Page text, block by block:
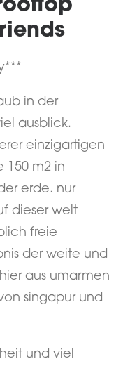
in der
ausblick.
einzigartigen
150 m2 in
erde. nur
dieser welt
freie
der weite und
aus umarmen
singapur und
und viel